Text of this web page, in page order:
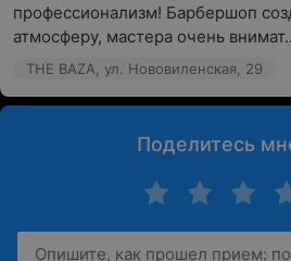
профессионализм! Барбершоп
атмосферу, мастера очень
THE BAZA, ул. Нововиленская, 29
Поделитесь